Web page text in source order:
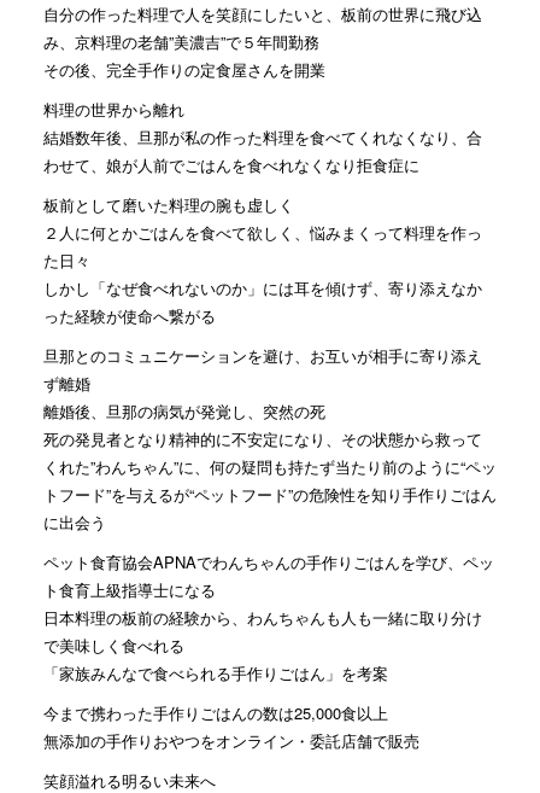
自分の作った料理で人を笑顔にしたいと、板前の世界に飛び込
み、京料理の老舗”美濃吉”で５年間勤務
その後、完全手作りの定食屋さんを開業
料理の世界から離れ
結婚数年後、旦那が私の作った料理を食べてくれなくなり、合
わせて、娘が人前でごはんを食べれなくなり拒食症に
板前として磨いた料理の腕も虚しく
２人に何とかごはんを食べて欲しく、悩みまくって料理を作っ
た日々
しかし「なぜ食べれないのか」には耳を傾けず、寄り添えなか
った経験が使命へ繋がる
旦那とのコミュニケーションを避け、お互いが相手に寄り添え
ず離婚
離婚後、旦那の病気が発覚し、突然の死
死の発見者となり精神的に不安定になり、その状態から救って
くれた”わんちゃん”に、何の疑問も持たず当たり前のように“ペッ
トフード”を与えるが“ペットフード”の危険性を知り手作りごはん
に出会う
ペット食育協会APNAでわんちゃんの手作りごはんを学び、ペッ
ト食育上級指導士になる
日本料理の板前の経験から、わんちゃんも人も一緒に取り分け
で美味しく食べれる
「家族みんなで食べられる手作りごはん」を考案
今まで携わった手作りごはんの数は25,000食以上
無添加の手作りおやつをオンライン・委託店舗で販売
笑顔溢れる明るい未来へ